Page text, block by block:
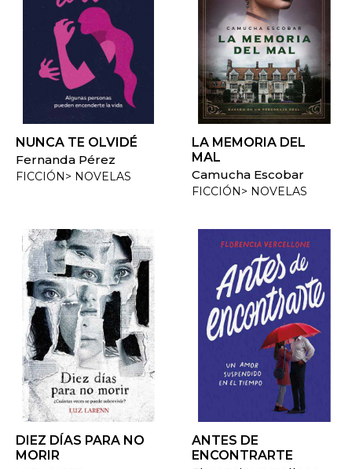
NUNCA TE OLVIDÉ
Fernanda Pérez
FICCIÓN> NOVELAS
LA MEMORIA DEL
MAL
Camucha Escobar
FICCIÓN> NOVELAS
DIEZ DÍAS PARA NO
MORIR
ANTES DE
ENCONTRARTE